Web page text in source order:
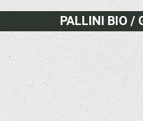
PALLINI BIO /